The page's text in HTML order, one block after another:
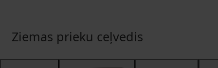
Ziemas prieku ceļvedis